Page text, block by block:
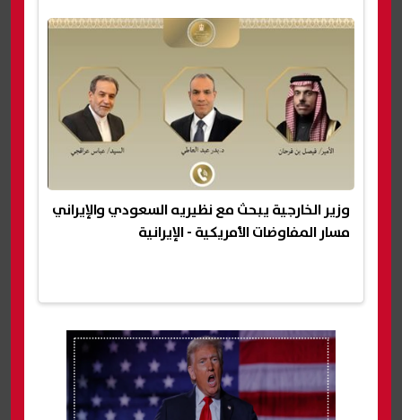
وزير الخارجية يبحث مع نظيريه السعودي والإيراني
مسار المفاوضات الأمريكية - الإيرانية